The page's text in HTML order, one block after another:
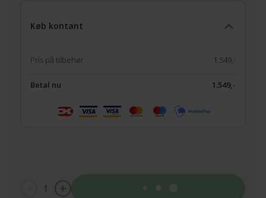
Køb kontant
Pris på tilbehør 1.549,-
Betal nu 1.549,-
1